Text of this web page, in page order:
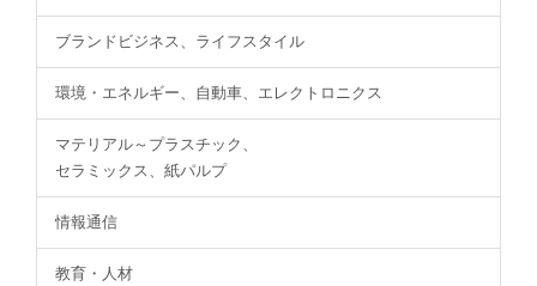
ブランドビジネス、ライフスタイル
環境・エネルギー、自動車、エレクトロニクス
マテリアル～プラスチック、
セラミックス、紙パルプ
情報通信
教育・人材